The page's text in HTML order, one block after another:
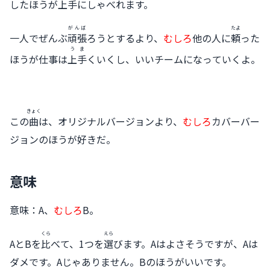
したほうが上手にしゃべれます。
一人でぜんぶ頑張
がんば
ろうとするより、 むしろ他の人に頼
たよ
った
ほうが仕事は上手
うま
くいくし、いいチームになっていくよ。
この曲
きょく
は、オリジナルバージョンより、 むしろカバーバー
ジョンのほうが好きだ。
意味
意味：A、 むしろB。
AとBを比
くら
べて、1つを選
えら
びます。Aはよさそうですが、Aは
ダメです。Aじゃありません。Bのほうがいいです。